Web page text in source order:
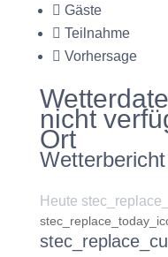
Gäste
Teilnahme
Vorhersage
nicht
Ort
Wetterbericht
Heute